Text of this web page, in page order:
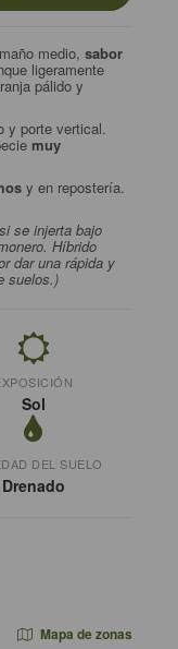
medio,sabor
ligeramente
pálido y
y porte vertical.
muy
y en repostería.
se injerta bajo
Híbrido
dar una rápida y
suelos.)
Sol
DEL SUELO
Drenado
Mapa de zonas